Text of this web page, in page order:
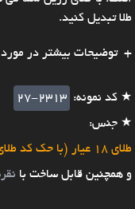
طلا تبدیل کنید.
توضیحات بیشتر در
★ کد نمونه: 27-2313
★ جنس:
طلای 18 عیار (با حک کد طلای 18 عیار پشت کار)
و همچنین قابل ساخت با نقره